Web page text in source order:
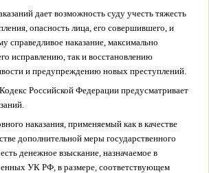
дает возможность суду учесть тяжесть
опасность лица, его совершившего, и
справедливое наказание, максимально
исправлению, так и восстановлению
и предупреждению новых преступлений.
Российской Федерации предусматривает
наказания, применяемый как в качестве
дополнительной меры государственного
денежное взыскание, назначаемое в
УК РФ, в размере, соответствующем